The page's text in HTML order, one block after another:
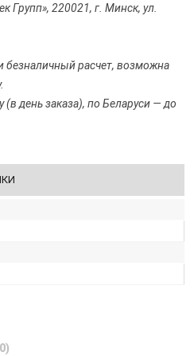
Групп», 220021, г. Минск, ул.
безналичный расчет, возможна
(в день заказа), по Беларуси — до